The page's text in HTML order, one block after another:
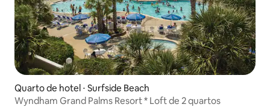
Quarto de hotel ⋅ Surfside Beach
Wyndham Grand Palms Resort * Loft de 2 quartos